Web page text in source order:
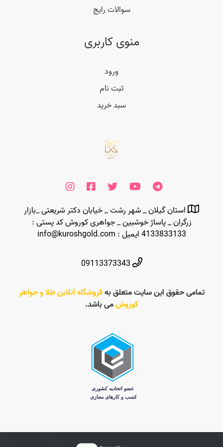
سوالات رایج
منوی کاربری
ورود
ثبت نام
سبد خرید
استان گیلان _ شهر رشت _ خیابان دکتر شریعتی _بازار
زرگران _ پاساژ خوشبین _ جواهری کوروش کد پستی :
4133833133 ایمیل : info@kuroshgold.com
09113373343
تمامی حقوق این سایت متعلق بهفروشگاه آنلاین طلا و جواهر
کوروشمی باشد.